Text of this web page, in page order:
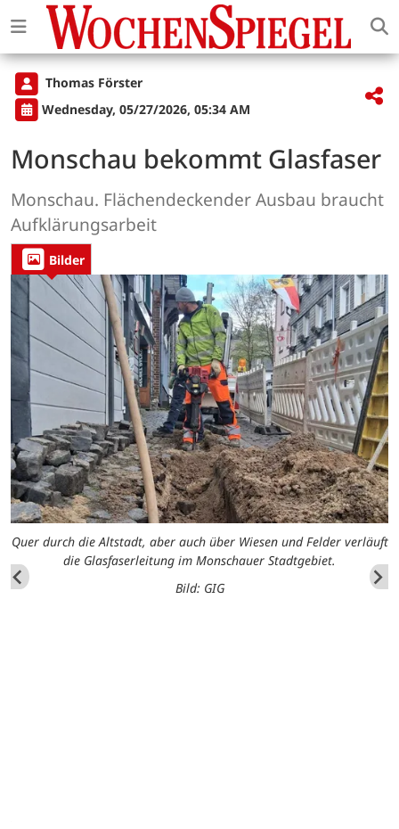
Thomas Förster
Wednesday, 05/27/2026, 05:34 AM
Monschau bekommt Glasfaser
Monschau. Flächendeckender Ausbau braucht
Aufklärungsarbeit
Bilder
Quer durch die Altstadt, aber auch über Wiesen und Felder verläuft
die Glasfaserleitung im Monschauer Stadtgebiet.
Bild: GIG